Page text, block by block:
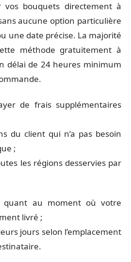
vos bouquets directement à
aucune option particulière
une date précise. La majorité
méthode gratuitement à
délai de 24 heures minimum
de frais supplémentaires
du client qui n’a pas besoin
;
les régions desservies par
quant au moment où votre
livré ;
jours selon l’emplacement